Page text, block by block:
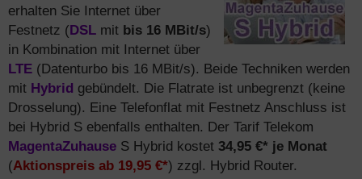
erhalten Sie Internet über
Festnetz (DSL mit bis 16 MBit/s)
in Kombination mit Internet über
LTE (Datenturbo bis 16 MBit/s). Beide Techniken werden
mit Hybrid gebündelt. Die Flatrate ist unbegrenzt (keine
Drosselung). Eine Telefonflat mit Festnetz Anschluss ist
bei Hybrid S ebenfalls enthalten. Der Tarif Telekom
MagentaZuhause S Hybrid kostet 34,95 €* je Monat
(Aktionspreis ab 19,95 €*) zzgl. Hybrid Router.